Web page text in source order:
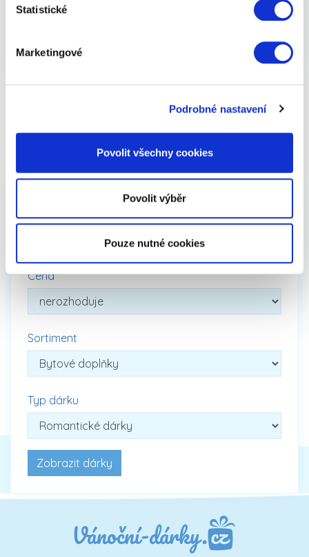
Statistické
Marketingové
Podrobné nastavení
Povolit všechny cookies
Povolit výběr
Pouze nutné cookies
úspěch!
upřesnit...
Cena
Sortiment
Typ dárku